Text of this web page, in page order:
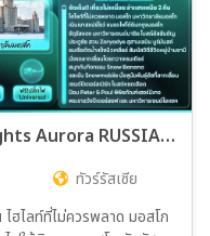
ทัวร์รัสเซีย Russia Northern Lights Aurora RUSSIA MOSCOW MURMANSK ST.PETERSBURG 8วัน 5คืน (EK)
ทัวร์รัสเซีย
ฮไลท์ที่ไม่ควรพลาด มอสโก